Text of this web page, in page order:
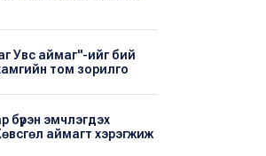
Увс аймаг"-ийг бий
том зорилго
бүрэн эмчлэгдэх
аймагт хэрэгжиж